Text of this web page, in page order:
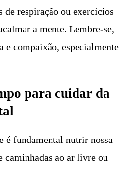
de respiração ou exercícios
a mente. Lembre-se,
e compaixão, especialmente
para cuidar da
é fundamental nutrir nossa
caminhadas ao ar livre ou